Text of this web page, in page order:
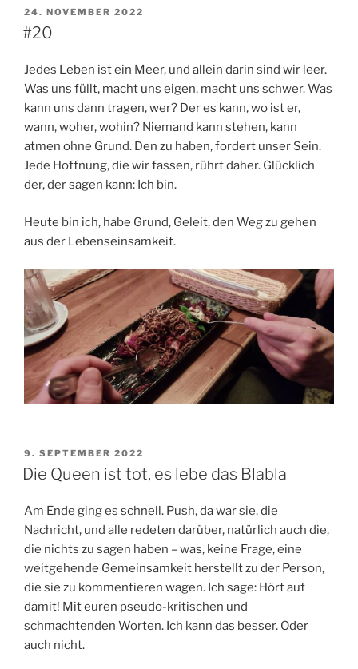
VERÖFFENTLICHT
AM
24. NOVEMBER 2022
#20
Jedes Leben ist ein Meer, und allein darin sind wir leer.
Was uns füllt, macht uns eigen, macht uns schwer. Was
kann uns dann tragen, wer? Der es kann, wo ist er,
wann, woher, wohin? Niemand kann stehen, kann
atmen ohne Grund. Den zu haben, fordert unser Sein.
Jede Hoffnung, die wir fassen, rührt daher. Glücklich
der, der sagen kann: Ich bin.
Heute bin ich, habe Grund, Geleit, den Weg zu gehen
aus der Lebenseinsamkeit.
VERÖFFENTLICHT
AM
9. SEPTEMBER 2022
Die Queen ist tot, es lebe das Blabla
Am Ende ging es schnell. Push, da war sie, die
Nachricht, und alle redeten darüber, natürlich auch die,
die nichts zu sagen haben – was, keine Frage, eine
weitgehende Gemeinsamkeit herstellt zu der Person,
die sie zu kommentieren wagen. Ich sage: Hört auf
damit! Mit euren pseudo-kritischen und
schmachtenden Worten. Ich kann das besser. Oder
auch nicht.